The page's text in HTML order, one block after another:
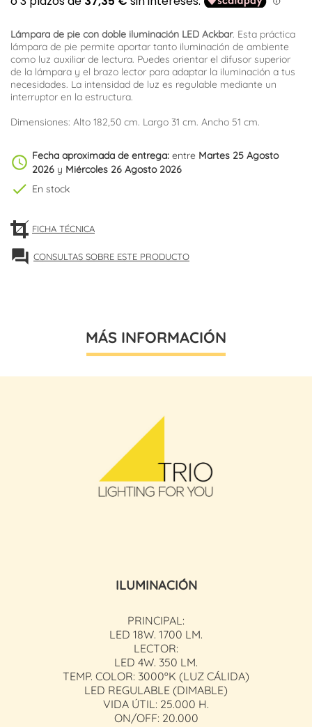
Lámpara de pie con doble iluminación LED Ackbar. Esta práctica
lámpara de pie permite aportar tanto iluminación de ambiente
como luz auxiliar de lectura. Puedes orientar el difusor superior
de la lámpara y el brazo lector para adaptar la iluminación a tus
necesidades. La intensidad de luz es regulable mediante un
interruptor en la estructura.
Dimensiones: Alto 182,50 cm. Largo 31 cm. Ancho 51 cm.
schedule Fecha aproximada de entrega: entre Martes 25 Agosto
2026 y Miércoles 26 Agosto 2026
check En stock
FICHA TÉCNICA
forum CONSULTAS SOBRE ESTE PRODUCTO
MÁS INFORMACIÓN
ILUMINACIÓN
PRINCIPAL:
LED 18W. 1700 LM.
LECTOR:
LED 4W. 350 LM.
TEMP. COLOR: 3000ºK (LUZ CÁLIDA)
LED REGULABLE (DIMABLE)
VIDA ÚTIL: 25.000 H.
ON/OFF: 20.000